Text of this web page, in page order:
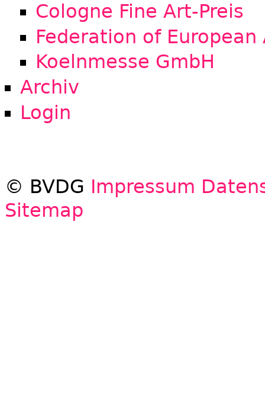
Cologne Fine Art-Preis
Federation of
Koelnmesse GmbH
Archiv
Login
© BVDG Impressum
Sitemap